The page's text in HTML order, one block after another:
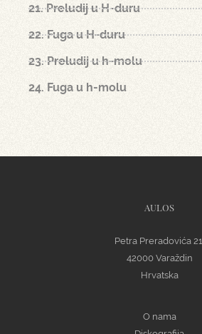
21. Preludij u H-duru
22. Fuga u H-duru
23. Preludij u h-molu
24. Fuga u h-molu
AULOS
Petra Preradovića 21,
42000 Varaždin
Hrvatska
O nama